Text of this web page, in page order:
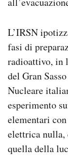
L’IRSN
fasi di
radioattivo, in
del Gran
Nucleare
esperimento
elementari
elettrica nulla,
quella della